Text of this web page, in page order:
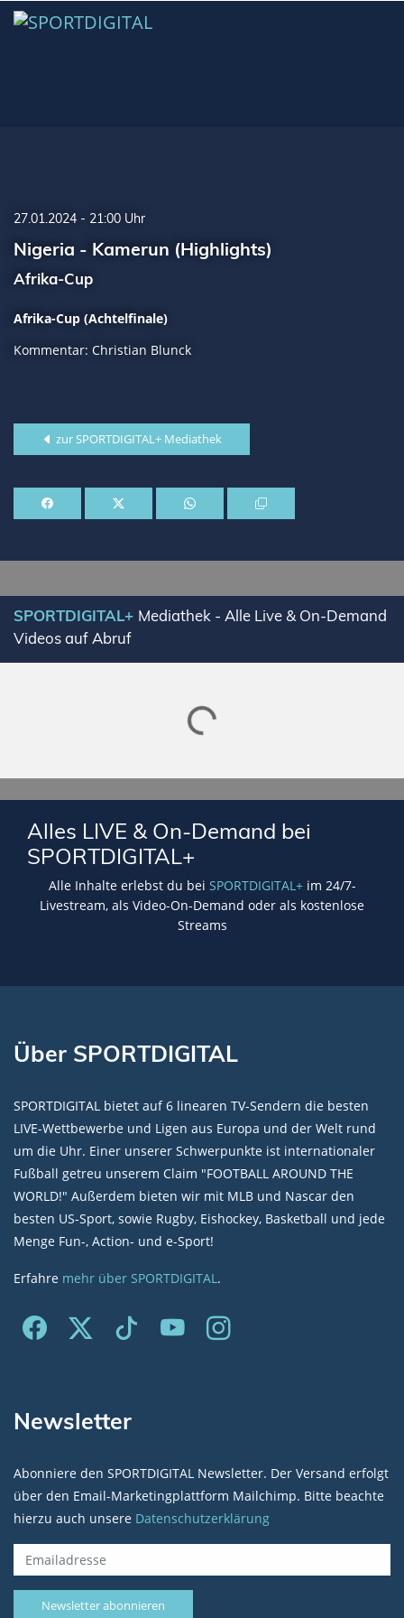
27.01.2024 - 21:00 Uhr
Nigeria - Kamerun (Highlights)
Afrika-Cup
Afrika-Cup (Achtelfinale)
Kommentar: Christian Blunck
zur SPORTDIGITAL+ Mediathek
SPORTDIGITAL+ Mediathek - Alle Live & On-Demand
Videos auf Abruf
Lade SPORTDIGITAL+ Mediathek
Alles LIVE & On-Demand bei
SPORTDIGITAL+
Alle Inhalte erlebst du bei SPORTDIGITAL+im 24/7-
Livestream, als Video-On-Demand oder als kostenlose
Streams
Über SPORTDIGITAL
SPORTDIGITAL bietet auf 6 linearen TV-Sendern die besten
LIVE-Wettbewerbe und Ligen aus Europa und der Welt rund
um die Uhr. Einer unserer Schwerpunkte ist internationaler
Fußball getreu unserem Claim "FOOTBALL AROUND THE
WORLD!" Außerdem bieten wir mit MLB und Nascar den
besten US-Sport, sowie Rugby, Eishockey, Basketball und jede
Menge Fun-, Action- und e-Sport!
Erfahre mehr über SPORTDIGITAL.
Newsletter
Abonniere den SPORTDIGITAL Newsletter. Der Versand erfolgt
über den Email-Marketingplattform Mailchimp. Bitte beachte
hierzu auch unsere Datenschutzerklärung